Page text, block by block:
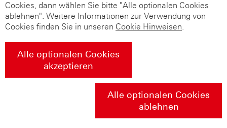
Cookies, dann wählen Sie bitte "Alle optionalen Cookies
ablehnen". Weitere Informationen zur Verwendung von
Cookies finden Sie in unseren Cookie Hinweisen.
Alle optionalen Cookies
akzeptieren
Alle optionalen Cookies
ablehnen